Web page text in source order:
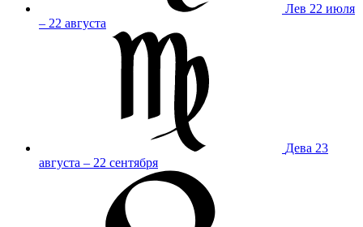
Лев 22 июля
– 22 августа
Дева 23
августа – 22 сентября